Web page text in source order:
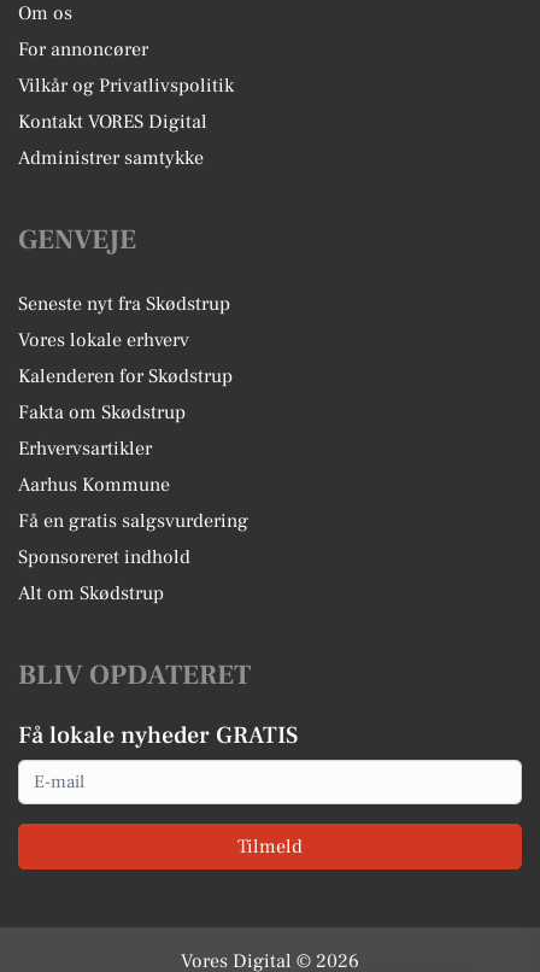
Om os
For annoncører
Vilkår og Privatlivspolitik
Kontakt VORES Digital
Administrer samtykke
GENVEJE
Seneste nyt fra Skødstrup
Vores lokale erhverv
Kalenderen for Skødstrup
Fakta om Skødstrup
Erhvervsartikler
Aarhus Kommune
Få en gratis salgsvurdering
Sponsoreret indhold
Alt om Skødstrup
BLIV OPDATERET
Få lokale nyheder GRATIS
Email
Tilmeld
Vores Digital © 2026